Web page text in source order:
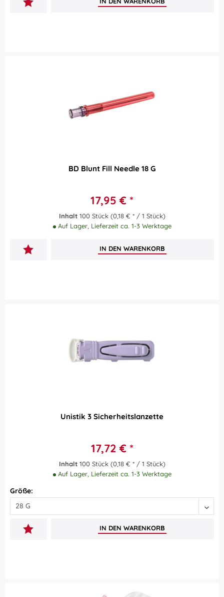
BD Blunt Fill Needle 18 G
17,95 € *
Inhalt 100 Stück (0,18 € * / 1 Stück)
Auf Lager, Lieferzeit ca. 1-3 Werktage
IN DEN WARENKORB
Unistik 3 Sicherheitslanzette
17,72 € *
Inhalt 100 Stück (0,18 € * / 1 Stück)
Auf Lager, Lieferzeit ca. 1-3 Werktage
Größe:
IN DEN WARENKORB